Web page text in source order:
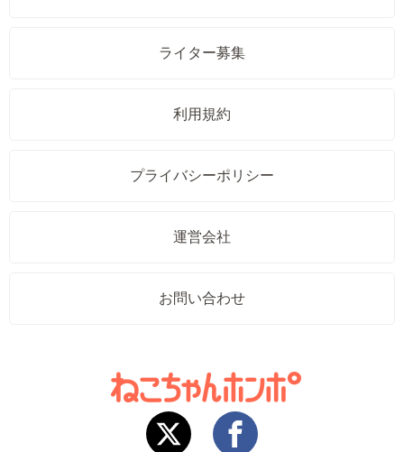
ライター募集
利用規約
プライバシーポリシー
運営会社
お問い合わせ